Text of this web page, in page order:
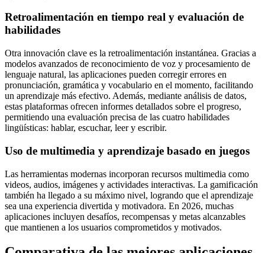
Retroalimentación en tiempo real y evaluación de
habilidades
Otra innovación clave es la retroalimentación instantánea. Gracias a
modelos avanzados de reconocimiento de voz y procesamiento de
lenguaje natural, las aplicaciones pueden corregir errores en
pronunciación, gramática y vocabulario en el momento, facilitando
un aprendizaje más efectivo. Además, mediante análisis de datos,
estas plataformas ofrecen informes detallados sobre el progreso,
permitiendo una evaluación precisa de las cuatro habilidades
lingüísticas: hablar, escuchar, leer y escribir.
Uso de multimedia y aprendizaje basado en juegos
Las herramientas modernas incorporan recursos multimedia como
videos, audios, imágenes y actividades interactivas. La gamificación
también ha llegado a su máximo nivel, logrando que el aprendizaje
sea una experiencia divertida y motivadora. En 2026, muchas
aplicaciones incluyen desafíos, recompensas y metas alcanzables
que mantienen a los usuarios comprometidos y motivados.